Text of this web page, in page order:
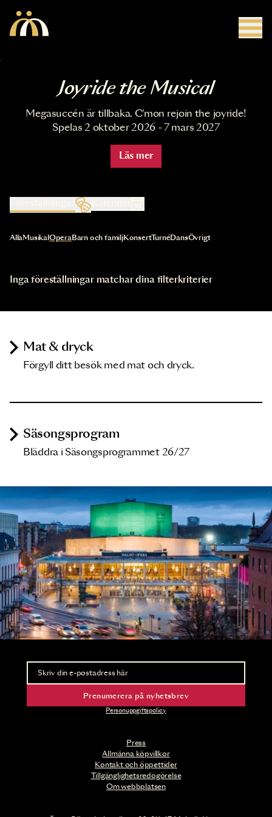
Joyride the Musical
Megasuccén är tillbaka. C'mon rejoin the joyride!
Spelas 2 oktober 2026 - 7 mars 2027
Läs mer
Kalender
Val av kategori uppdaterar innehållet automatiskt
AllaMusikal OperaBarn och familjKonsertTurnéDansÖvrigt
Inga föreställningar matchar dina filterkriterier
Mat & dryck
Förgyll ditt besök med mat och dryck.
Säsongsprogram
Bläddra i Säsongsprogrammet 26/27
Press
Allmänna köpvillkor
Kontakt och öppettider
Tillgänglighetsredogörelse
Om webbplatsen
Nyhetsbrev
Ta del av förhandsinformation och biljettsläpp.
Prenumerera på nyhetsbrev
Personuppgiftspolicy